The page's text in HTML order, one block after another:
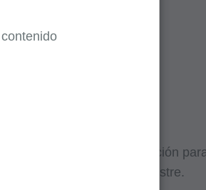
presentación de reclamación
actualizada cada trimestre.